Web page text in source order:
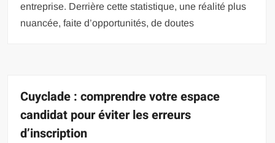
entreprise. Derrière cette statistique, une réalité plus
nuancée, faite d’opportunités, de doutes
Cuyclade : comprendre votre espace
candidat pour éviter les erreurs
d’inscription